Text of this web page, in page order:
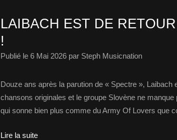
LAIBACH EST DE
!
Publié le 6 Mai 2026 par Steph Musicnation
Douze ans après la parution de « Spectre », Laibach
chansons originales et le groupe Slovène ne
qui sonne bien plus comme du Army Of Lovers que
Lire la suite